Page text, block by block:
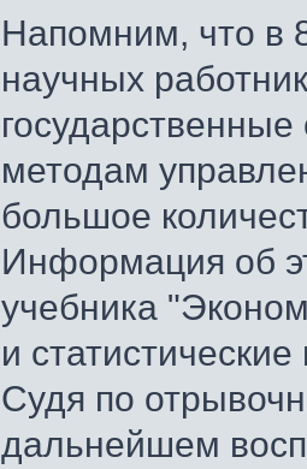
Напомним, что в
научных
методам
большое
Информация об
учебника
и
Судя по
дальнейшем